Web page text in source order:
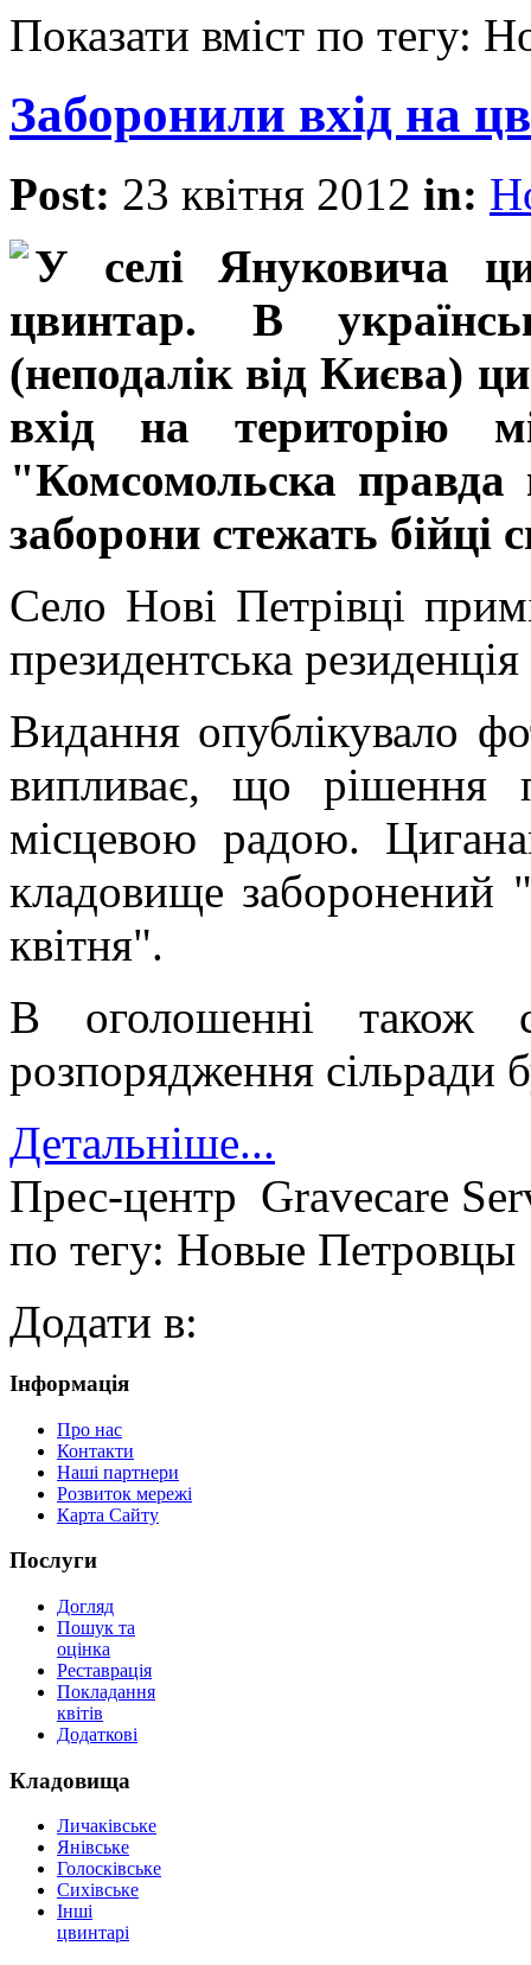
Показати вміст по тегу:
Заборонили вхід на
Post: 23 квітня 2012 in:
У селі Януковича
цвинтар. В
(неподалік від Києва)
вхід на територію
"Комсомольска
заборони стежать бійці
Село Нові Петрівці
президентська
Видання опублікувало
випливає, що рішення
місцевою радою.
кладовище заборонений
квітня".
В оголошенні також
розпорядження сільради
Детальніше...
Прес-центр Gravecare
по тегу: Новые Петровцы
Додати в:
Інформація
Про нас
Контакти
Наші партнери
Розвиток мережі
Карта Сайту
Послуги
Догляд
Пошук та
оцінка
Реставрація
Покладання
квітів
Додаткові
Кладовища
Личаківське
Янівське
Голосківське
Сихівське
Інші
цвинтарі